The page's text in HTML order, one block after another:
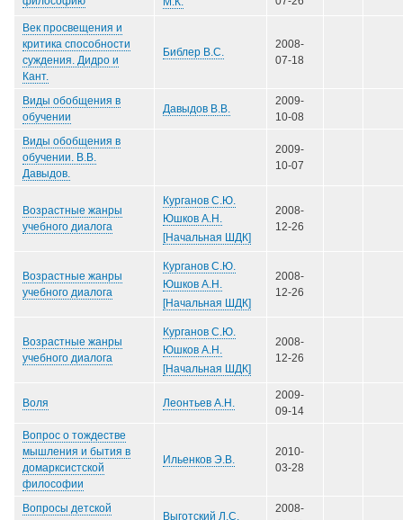
Век просвещения и
критика способности
суждения. Дидро и
Кант.
Библер В.С.
2008-
07-18
Виды обобщения в
обучении
Давыдов В.В.
2009-
10-08
Виды обобщения в
обучении. В.В.
Давыдов.
2009-
10-07
Возрастные жанры
учебного диалога
Курганов С.Ю.
Юшков А.Н.
[Начальная ШДК]
2008-
12-26
Возрастные жанры
учебного диалога
Курганов С.Ю.
Юшков А.Н.
[Начальная ШДК]
2008-
12-26
Возрастные жанры
учебного диалога
Курганов С.Ю.
Юшков А.Н.
[Начальная ШДК]
2008-
12-26
Воля Леонтьев А.Н.
2009-
09-14
Вопрос о тождестве
мышления и бытия в
домарксистской
философии
Ильенков Э.В.
2010-
03-28
Вопросы детской
Выготский Л.С.
2008-